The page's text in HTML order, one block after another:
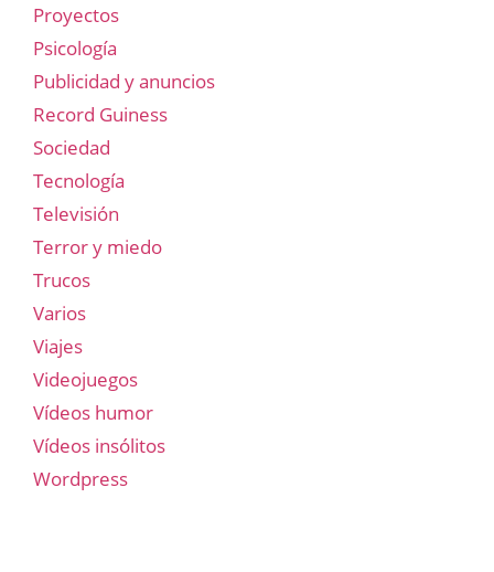
Proyectos
Psicología
Publicidad y anuncios
Record Guiness
Sociedad
Tecnología
Televisión
Terror y miedo
Trucos
Varios
Viajes
Videojuegos
Vídeos humor
Vídeos insólitos
Wordpress